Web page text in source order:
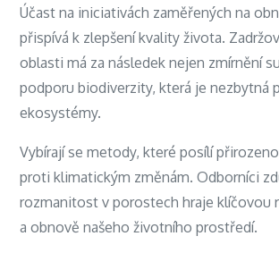
Účast na iniciativách zaměřených na
přispívá k zlepšení kvality života.
oblasti má za následek nejen zmírnění
podporu biodiverzity, která je nezbytná
ekosystémy.
Vybírají se metody, které posílí
proti klimatickým změnám. Odborníci
rozmanitost v porostech hraje klíčovou
a obnově našeho životního prostředí.